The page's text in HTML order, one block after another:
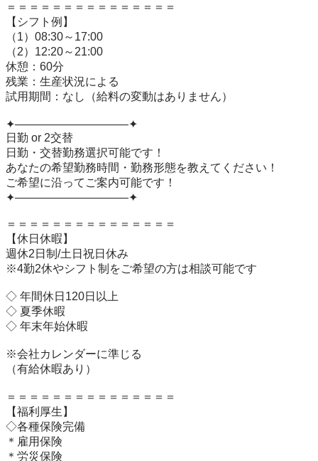
＝＝＝＝＝＝＝＝＝＝＝＝＝＝＝
【シフト例】
（1）08:30～17:00
（2）12:20～21:00
休憩：60分
残業：生産状況による
試用期間：なし（給料の変動はありません）
✦——————————✦
日勤 or 2交替
日勤・交替勤務選択可能です！
あなたの希望勤務時間・勤務形態を教えてください！
ご希望に沿ってご案内可能です！
✦——————————✦
＝＝＝＝＝＝＝＝＝＝＝＝＝＝＝
【休日休暇】
週休2日制/土日祝日休み
※4勤2休やシフト制をご希望の方は相談可能です
◇ 年間休日120日以上
◇ 夏季休暇
◇ 年末年始休暇
※会社カレンダーに準じる
（有給休暇あり）
＝＝＝＝＝＝＝＝＝＝＝＝＝＝＝
【福利厚生】
◇各種保険完備
＊雇用保険
＊労災保険